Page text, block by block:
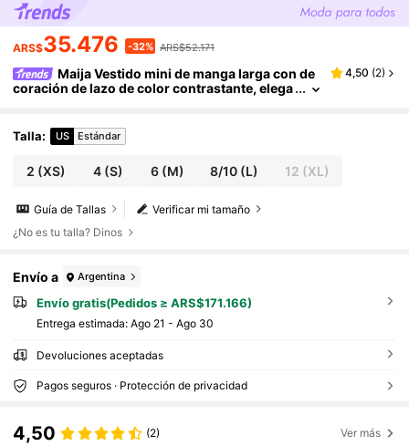
ARS$35.476 -32% ARS$52.171
Maija Vestido mini de manga larga con de
coración de lazo de color contrastante, elega
4,50 (2)
Talla: US Estándar
2 (XS) 4(S) 6(M) 8/10 (L) 12 (XL)
Verificar mi tamaño
Guía de Tallas
¿No es tu talla? Dinos
Envío a Argentina
Envío gratis(Pedidos ≥ ARS$171.166)
Entrega estimada: Ago 21 - Ago 30
Devoluciones aceptadas
Pagos seguros · Protección de privacidad
4,50 (2) Ver más